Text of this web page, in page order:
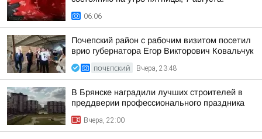
06:06
Почепский район с рабочим визитом посетил
врио губернатора Егор Викторович Ковальчук
ПОЧЕПСКИЙ Вчера, 23:48
В Брянске наградили лучших строителей в
преддверии профессионального праздника
Вчера, 22:00